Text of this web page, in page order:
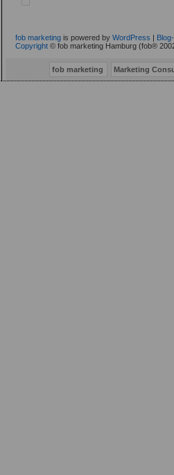
fob marketing is powered by WordPress
Copyright © fob marketing Hamburg (fob®
fob marketing Marketing